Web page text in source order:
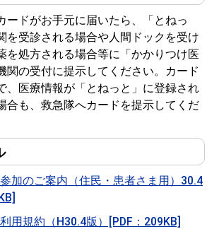
ドがお手元に届いたら、「とねっ
を受診される場合や人間ドックを受け
を処方される場合等に「かかりつけ医
関の受付に提示してください。カード
、医療情報が「とねっと」に登録され
合も、救急隊へカードを提示してくだ
参加のご案内（住民・患者さま用）30.4
用規約（H30.4版）[PDF：209KB]